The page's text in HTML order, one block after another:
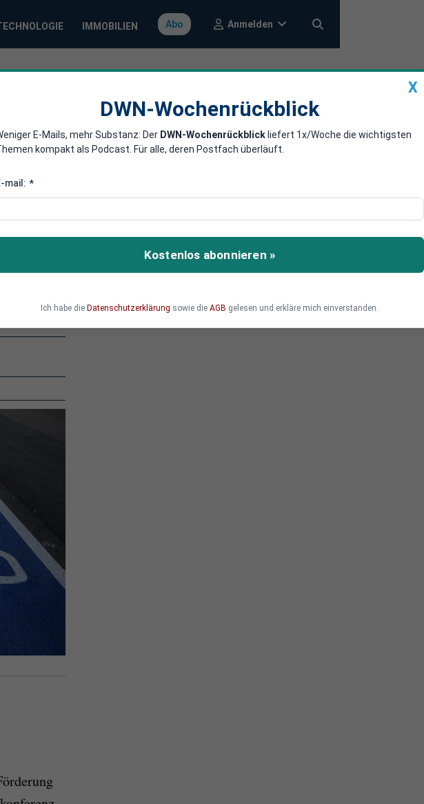
IMMOBILIEN Abo Anmelden
Was Autofahrer
Elektromobilität attraktiver machen.
Chancen gibt es auch Kritik an der
und möglichen Mitnahmeeffekten gibt
Sie haben Fragen dazu?
X
DWN-Wochenrückblick
E-Mails, mehr Substanz: Der DWN-Wochenrückblick liefert 1x/Woche die wichtigsten
kompakt als Podcast. Für alle, deren Postfach überläuft.
mail: *
Kostenlos abonnieren »
Ich habe die Datenschutzerklärung sowie die AGB gelesen und erkläre mich einverstanden.